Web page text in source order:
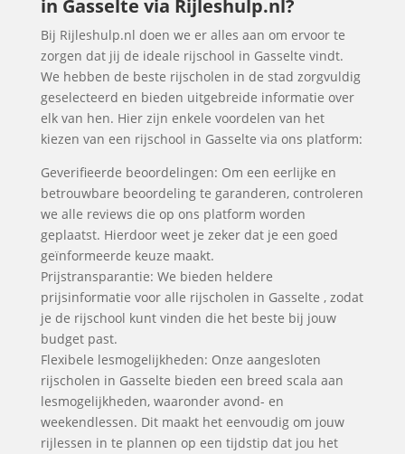
in Gasselte via Rijleshulp.nl?
Bij Rijleshulp.nl doen we er alles aan om ervoor te
zorgen dat jij de ideale rijschool in Gasselte vindt.
We hebben de beste rijscholen in de stad zorgvuldig
geselecteerd en bieden uitgebreide informatie over
elk van hen. Hier zijn enkele voordelen van het
kiezen van een rijschool in Gasselte via ons platform:
Geverifieerde beoordelingen: Om een eerlijke en
betrouwbare beoordeling te garanderen, controleren
we alle reviews die op ons platform worden
geplaatst. Hierdoor weet je zeker dat je een goed
geïnformeerde keuze maakt.
Prijstransparantie: We bieden heldere
prijsinformatie voor alle rijscholen in Gasselte , zodat
je de rijschool kunt vinden die het beste bij jouw
budget past.
Flexibele lesmogelijkheden: Onze aangesloten
rijscholen in Gasselte bieden een breed scala aan
lesmogelijkheden, waaronder avond- en
weekendlessen. Dit maakt het eenvoudig om jouw
rijlessen in te plannen op een tijdstip dat jou het